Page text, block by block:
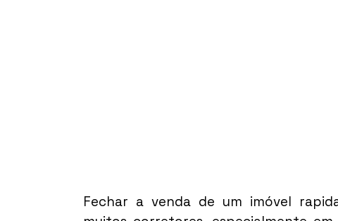
Fechar a venda de um imóvel